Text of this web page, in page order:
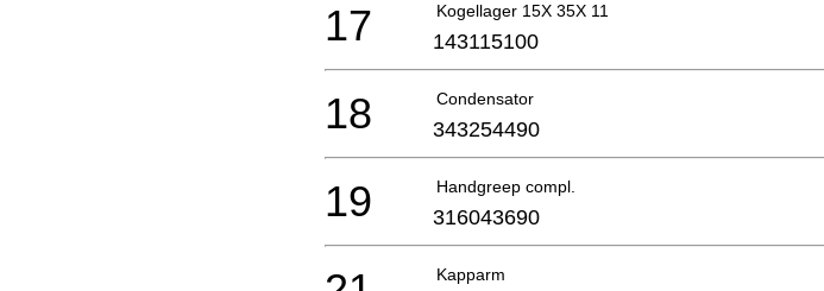
Kogellager 15X 35X 11
17 143115100
Condensator
18 343254490
Handgreep compl.
19 316043690
Kapparm